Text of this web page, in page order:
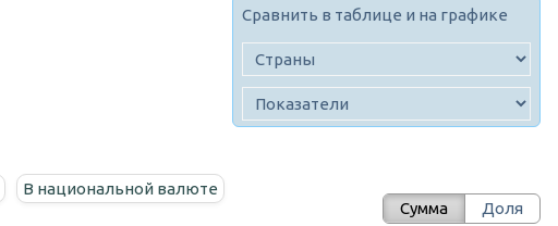
Сравнить в таблице и на графике
В национальной валюте
Сумма Доля